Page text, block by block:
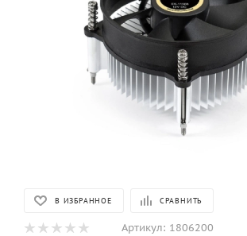
В ИЗБРАННОЕ СРАВНИТЬ
Артикул: 1806200